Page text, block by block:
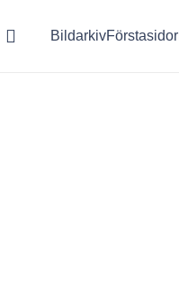
BildarkivFörstasidor